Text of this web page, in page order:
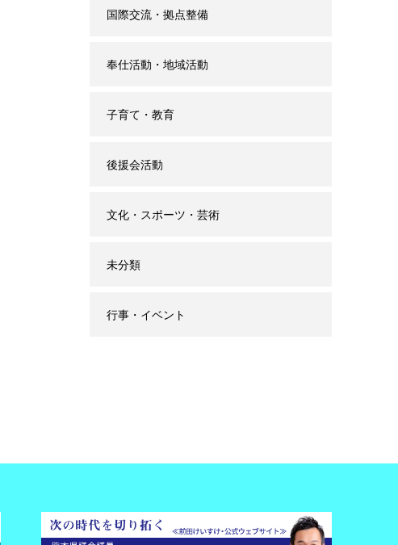
国際交流・拠点整備
奉仕活動・地域活動
子育て・教育
後援会活動
文化・スポーツ・芸術
未分類
行事・イベント